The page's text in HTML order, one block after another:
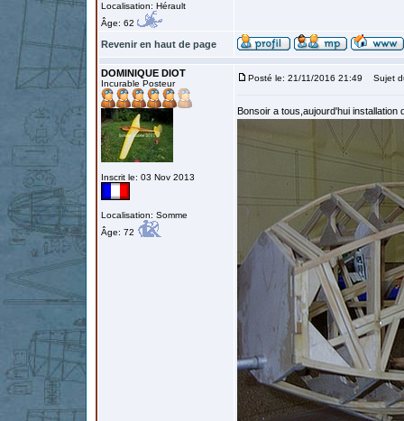
Localisation: Hérault
Âge: 62
Revenir en haut de page
DOMINIQUE DIOT
Incurable Posteur
Inscrit le: 03 Nov 2013
Localisation: Somme
Âge: 72
Posté le: 21/11/2016 21:49 Sujet
Bonsoir a tous,aujourd'hui installation